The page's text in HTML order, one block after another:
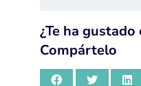
¿Te ha
Compártelo